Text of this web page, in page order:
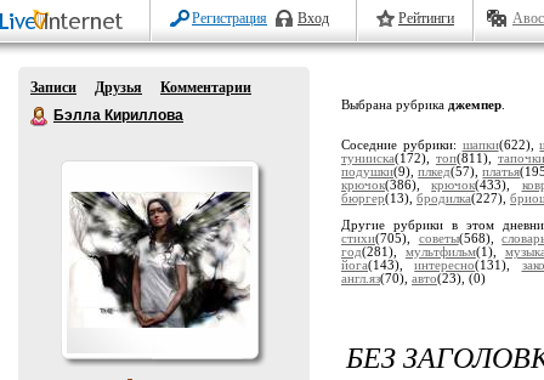
Регистрация Вход Рейтинги
Записи Друзья
Комментарии
Бэлла Кириллова
Выбрана рубрика джемпер
Соседние рубрики: шапки(622),
тунииска(172), топ(811), тапочки
подушки(9),плкед(57),платья
крючок(386),крючок(433),
бюргер(13), бродилка(227),
Другие рубрики в этом
стихи(705), советы(568),
год(281), мультфильм(1),
йога(143),интересно(131),
англ.яз(70), авто(23), (0)
БЕЗ